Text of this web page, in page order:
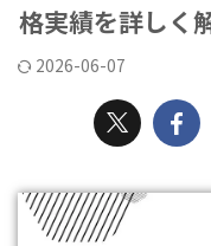
格実績を詳しく
2026-06-07